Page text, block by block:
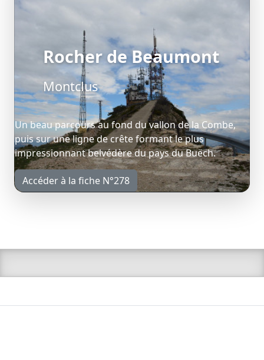
Rocher de Beaumont
Montclus
Un beau parcours au fond du vallon de la Combe,
puis sur une ligne de crête formant le plus
impressionnant belvédère du pays du Buëch.
Accéder à la fiche N°278